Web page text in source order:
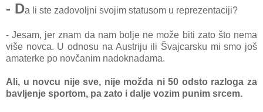
- Da li ste zadovoljni svojim statusom u reprezentaciji?
- Jesam, jer znam da nam bolje ne može biti zato što nema
više novca. U odnosu na Austriju ili Švajcarsku mi smo još
amaterke po novčanim nadoknadama.
Ali, u novcu nije sve, nije možda ni 50 odsto razloga za
bavljenje sportom, pa zato i dalje vozim punim srcem.